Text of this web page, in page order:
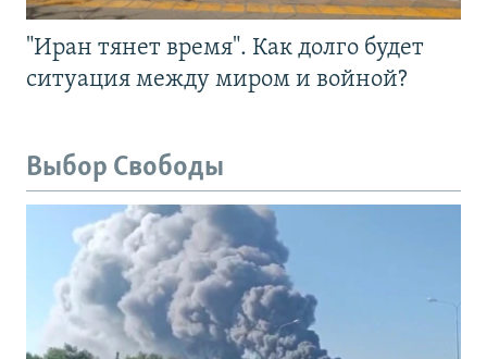
"Иран тянет время". Как долго будет
ситуация между миром и войной?
Выбор Свободы